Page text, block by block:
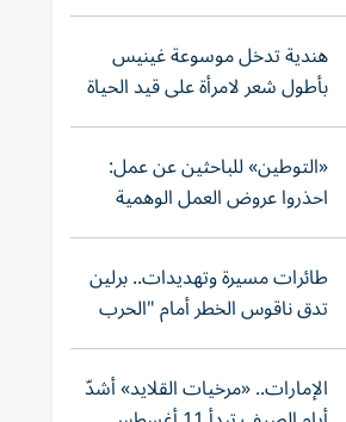
هندية تدخل موسوعة غينيس
بأطول شعر لامرأة على قيد الحياة
«التوطين» للباحثين عن عمل:
احذروا عروض العمل الوهمية
وتحققوا عبر «الباركود»
طائرات مسيرة وتهديدات.. برلين
تدق ناقوس الخطر أمام "الحرب
الهجينة"
الإمارات.. «مرخيات القلايد» أشدّ